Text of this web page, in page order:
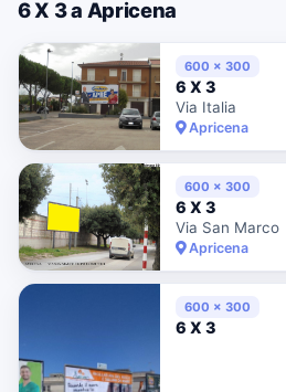
6 X 3 a Apricena
600 x 300
6 X 3
Via Italia
Apricena
600 x 300
6 X 3
Via San Marco
Apricena
600 x 300
6 X 3